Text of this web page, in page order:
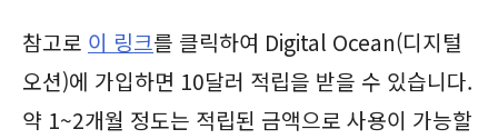
참고로 이 링크를 클릭하여 Digital Ocean(디지털
오션)에 가입하면 10달러 적립을 받을 수 있습니다.
약 1~2개월 정도는 적립된 금액으로 사용이 가능할